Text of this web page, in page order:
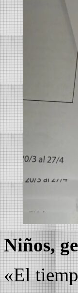
Niños,
«El